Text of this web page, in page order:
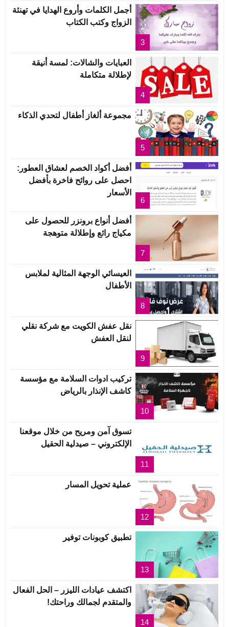
3
أجمل الكلمات وأروع الهدايا في تهنئة
الزواج وكتب الكتاب
4
العبايات والشالات: لمسة أنيقة
لإطلالة متكاملة
5
مجموعة ألغاز أطفال لتحدي الذكاء
6
أفضل أكواد الخصم لعشاق العطور:
احصل على روائح فاخرة بأفضل
الأسعار
7
أفضل أنواع برونزر للحصول على
مكياج رائع وإطلالة متوهجة
8
العيسائي الوجهة المثالية لملابس
الأطفال
9
نقل عفش الكويت مع شركة نقلي
لنقل العفش
10
تركيب ادوات السلامة مع مؤسسة
كاشف الإنذار بالرياض
11
تسوق آمن ومريح من خلال موقعنا
الإلكتروني – صيدلية الحقيل
12
عملية تحويل المسار
13
تطبيق كوبونات توفير
14
اكتشف عيادات الليزر – الحل الفعال
والمتقدم لجمالك وراحتك!